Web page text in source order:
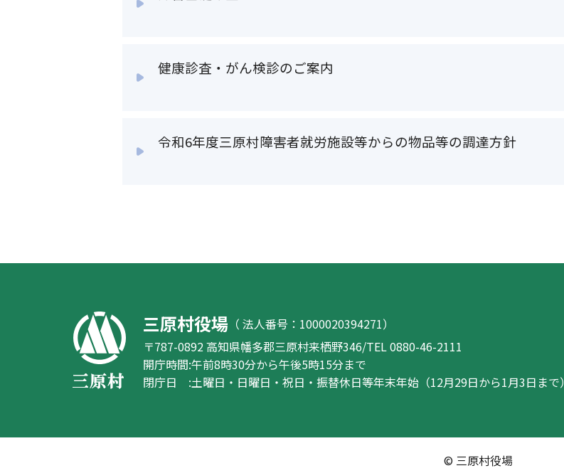
健康診査・がん検診のご案内
令和6年度三原村障害者就労施設等からの物品等の調達方針
三原村役場 （ 法人番号：1000020394271）
〒787-0892 高知県幡多郡三原村来栖野346/TEL 0880-46-2111
開庁時間:午前8時30分から午後5時15分まで
閉庁日 :土曜日・日曜日・祝日・振替休日等年末年始（12月29日から1月3日まで）
© 三原村役場